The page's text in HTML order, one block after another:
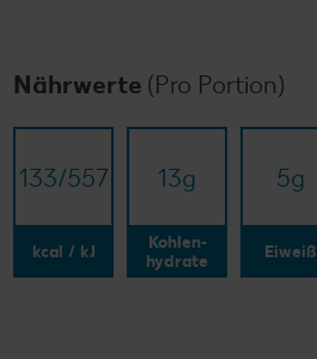
Nährwerte (Pro Portion)
133/​557
kcal / kJ
13g
Kohlen-
hydrate
5g
Eiweiß